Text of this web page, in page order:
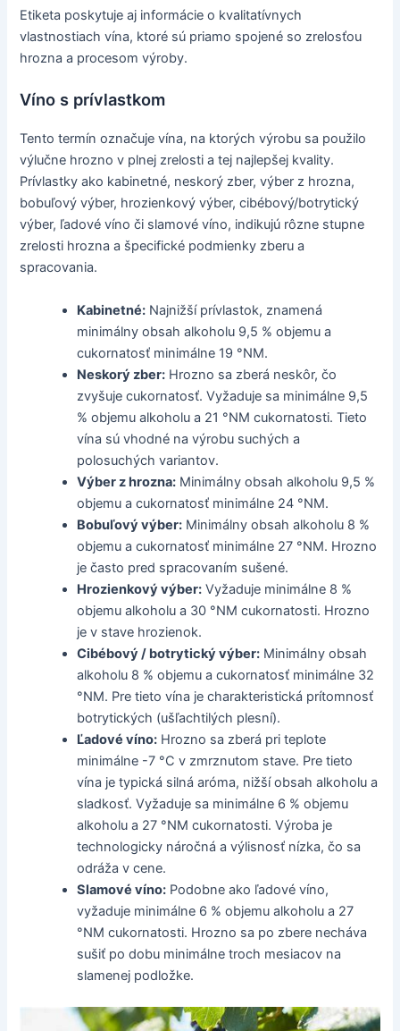
Etiketa poskytuje aj informácie o kvalitatívnych
vlastnostiach vína, ktoré sú priamo spojené so zrelosťou
hrozna a procesom výroby.
Víno s prívlastkom
Tento termín označuje vína, na ktorých výrobu sa použilo
výlučne hrozno v plnej zrelosti a tej najlepšej kvality.
Prívlastky ako kabinetné, neskorý zber, výber z hrozna,
bobuľový výber, hrozienkový výber, cibébový/botrytický
výber, ľadové víno či slamové víno, indikujú rôzne stupne
zrelosti hrozna a špecifické podmienky zberu a
spracovania.
Kabinetné: Najnižší prívlastok, znamená
minimálny obsah alkoholu 9,5 % objemu a
cukornatosť minimálne 19 °NM.
Neskorý zber: Hrozno sa zberá neskôr, čo
zvyšuje cukornatosť. Vyžaduje sa minimálne 9,5
% objemu alkoholu a 21 °NM cukornatosti. Tieto
vína sú vhodné na výrobu suchých a
polosuchých variantov.
Výber z hrozna: Minimálny obsah alkoholu 9,5 %
objemu a cukornatosť minimálne 24 °NM.
Bobuľový výber: Minimálny obsah alkoholu 8 %
objemu a cukornatosť minimálne 27 °NM. Hrozno
je často pred spracovaním sušené.
Hrozienkový výber: Vyžaduje minimálne 8 %
objemu alkoholu a 30 °NM cukornatosti. Hrozno
je v stave hrozienok.
Cibébový / botrytický výber: Minimálny obsah
alkoholu 8 % objemu a cukornatosť minimálne 32
°NM. Pre tieto vína je charakteristická prítomnosť
botrytických (ušľachtilých plesní).
Ľadové víno: Hrozno sa zberá pri teplote
minimálne -7 °C v zmrznutom stave. Pre tieto
vína je typická silná aróma, nižší obsah alkoholu a
sladkosť. Vyžaduje sa minimálne 6 % objemu
alkoholu a 27 °NM cukornatosti. Výroba je
technologicky náročná a výlisnosť nízka, čo sa
odráža v cene.
Slamové víno: Podobne ako ľadové víno,
vyžaduje minimálne 6 % objemu alkoholu a 27
°NM cukornatosti. Hrozno sa po zbere necháva
sušiť po dobu minimálne troch mesiacov na
slamenej podložke.